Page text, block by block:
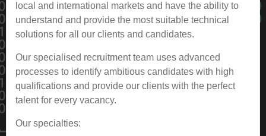
local and international markets and have the ability to
understand and provide the most suitable technical
solutions for all our clients and candidates.
Our specialised recruitment team uses advanced
processes to identify ambitious candidates with high
qualifications and provide our clients with the perfect
talent for every vacancy.
Our specialties: